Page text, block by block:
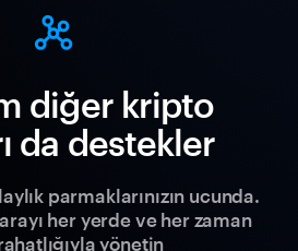
diğer kripto
da destekler
parmaklarınızın ucunda.
her yerde ve her zaman
yönetin